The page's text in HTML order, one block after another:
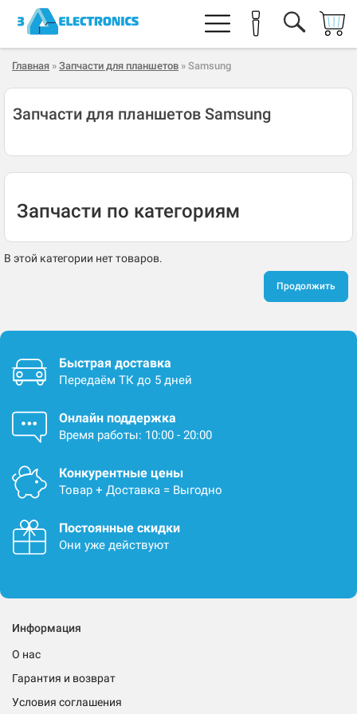
Главная » Запчасти для планшетов » Samsung
Запчасти для планшетов Samsung
Запчасти по категориям
В этой категории нет товаров.
Продолжить
Быстрая доставка
Передаём ТК до 5 дней
Онлайн поддержка
Время работы: 10:00 - 20:00
Конкурентные цены
Товар + Доставка = Выгодно
Постоянные скидки
Они уже действуют
Информация
О нас
Гарантия и возврат
Условия соглашения